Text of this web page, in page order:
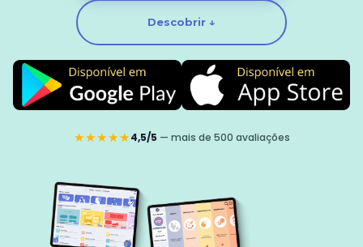
Descobrir ↓
★★★★★4,5/5 — mais de 500 avaliações